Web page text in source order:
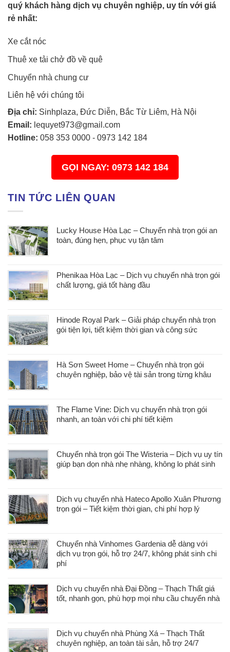
quý khách hàng dịch vụ chuyên nghiệp, uy tín với giá
rẻ nhất:
Xe cắt nóc
Thuê xe tải chở đồ về quê
Chuyển nhà chung cư
Liên hệ với chúng tôi
Địa chỉ: Sinhplaza, Đức Diễn, Bắc Từ Liêm, Hà Nội
Email: lequyet973@gmail.com
Hotline: 058 353 0000 - 0973 142 184
GỌI NGAY: 0973 142 184
TIN TỨC LIÊN QUAN
Lucky House Hòa Lạc – Chuyển nhà trọn gói an
toàn, đúng hẹn, phục vụ tận tâm
Phenikaa Hòa Lạc – Dịch vụ chuyển nhà trọn gói
chất lượng, giá tốt hàng đầu
Hinode Royal Park – Giải pháp chuyển nhà trọn
gói tiện lợi, tiết kiệm thời gian và công sức
Hà Sơn Sweet Home – Chuyển nhà trọn gói
chuyên nghiệp, bảo vệ tài sản trong từng khâu
The Flame Vine: Dịch vụ chuyển nhà trọn gói
nhanh, an toàn với chi phí tiết kiệm
Chuyển nhà trọn gói The Wisteria – Dịch vụ uy tín
giúp bạn dọn nhà nhẹ nhàng, không lo phát sinh
Dịch vụ chuyển nhà Hateco Apollo Xuân Phương
trọn gói – Tiết kiệm thời gian, chi phí hợp lý
Chuyển nhà Vinhomes Gardenia dễ dàng với
dịch vụ trọn gói, hỗ trợ 24/7, không phát sinh chi
phí
Dịch vụ chuyển nhà Đại Đồng – Thạch Thất giá
tốt, nhanh gọn, phù hợp mọi nhu cầu chuyển nhà
Dịch vụ chuyển nhà Phùng Xá – Thạch Thất
chuyên nghiệp, an toàn tài sản, hỗ trợ 24/7